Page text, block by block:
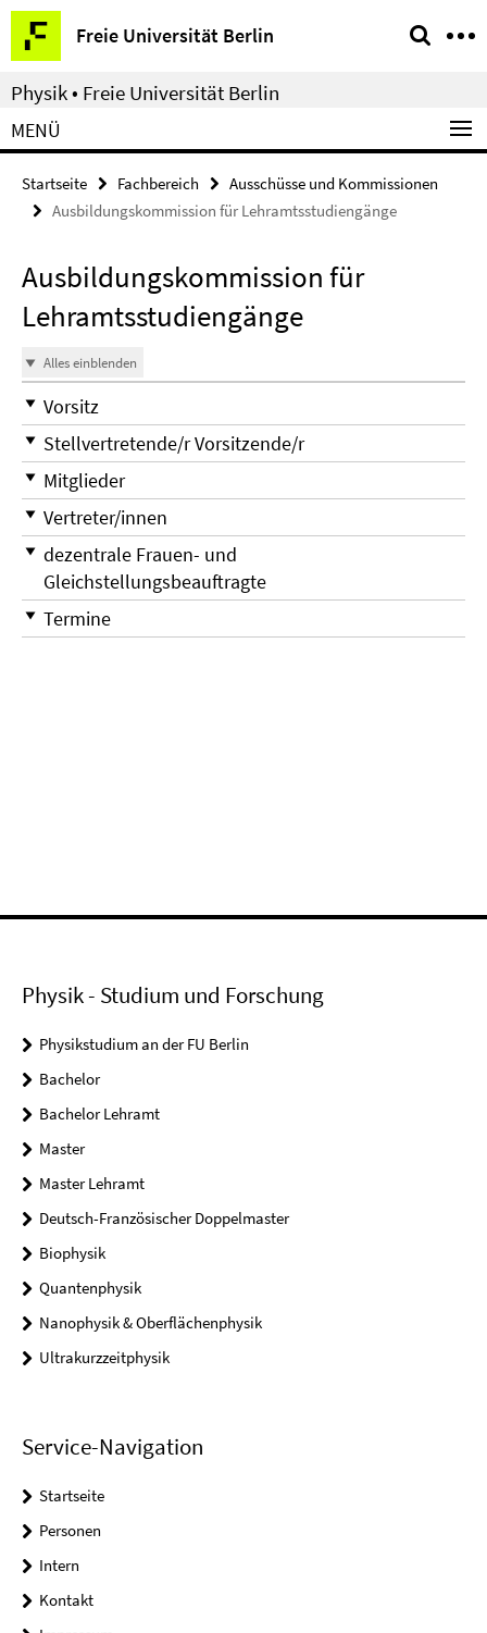
Springe
direkt
zu
Inhalt
Freie Universität Berlin
Service-
Navigation
Physik • Freie Universität Berlin
MENÜ
Startseite Fachbereich
Ausschüsse und Kommissionen
Ausbildungskommission für Lehramtsstudiengänge
Ausbildungskommission für
Lehramtsstudiengänge
Alles einblenden
Vorsitz
Stellvertretende/r Vorsitzende/r
Mitglieder
Vertreter/innen
dezentrale Frauen- und
Gleichstellungsbeauftragte
Termine
Physik - Studium und Forschung
Physikstudium an der FU Berlin
Bachelor
Bachelor Lehramt
Master
Master Lehramt
Deutsch-Französischer Doppelmaster
Biophysik
Quantenphysik
Nanophysik & Oberflächenphysik
Ultrakurzzeitphysik
Service-Navigation
Startseite
Personen
Intern
Kontakt